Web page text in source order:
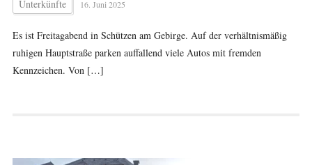
Unterkünfte 16. Juni 2025
Es ist Freitagabend in Schützen am Gebirge. Auf der verhältnismäßig
ruhigen Hauptstraße parken auffallend viele Autos mit fremden
Kennzeichen. Von […]